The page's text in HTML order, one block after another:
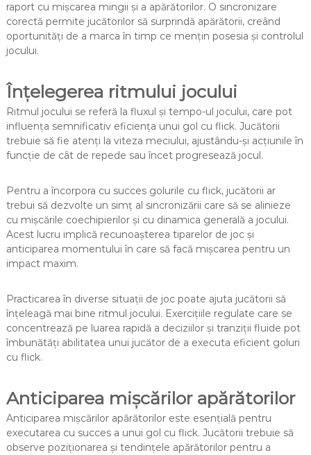
raport cu mișcarea mingii și a apărătorilor. O sincronizare
corectă permite jucătorilor să surprindă apărătorii, creând
oportunități de a marca în timp ce mențin posesia și controlul
jocului.
Înțelegerea ritmului jocului
Ritmul jocului se referă la fluxul și tempo-ul jocului, care pot
influența semnificativ eficiența unui gol cu flick. Jucătorii
trebuie să fie atenți la viteza meciului, ajustându-și acțiunile în
funcție de cât de repede sau încet progresează jocul.
Pentru a încorpora cu succes golurile cu flick, jucătorii ar
trebui să dezvolte un simț al sincronizării care să se alinieze
cu mișcările coechipierilor și cu dinamica generală a jocului.
Acest lucru implică recunoașterea tiparelor de joc și
anticiparea momentului în care să facă mișcarea pentru un
impact maxim.
Practicarea în diverse situații de joc poate ajuta jucătorii să
înțeleagă mai bine ritmul jocului. Exercițiile regulate care se
concentrează pe luarea rapidă a deciziilor și tranziții fluide pot
îmbunătăți abilitatea unui jucător de a executa eficient goluri
cu flick.
Anticiparea mișcărilor apărătorilor
Anticiparea mișcărilor apărătorilor este esențială pentru
executarea cu succes a unui gol cu flick. Jucătorii trebuie să
observe poziționarea și tendințele apărătorilor pentru a